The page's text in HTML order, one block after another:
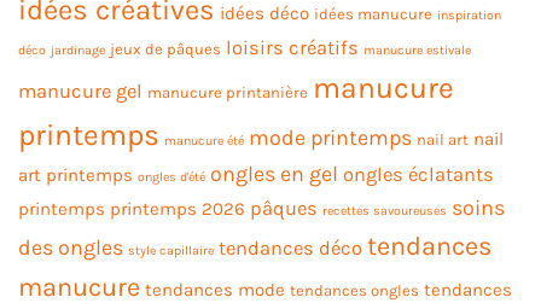
idées créatives idées déco idées manucure inspiration
déco jardinage jeux de pâques loisirs créatifs manucure estivale
manucure gel manucure printanière manucure
printemps manucure été mode printemps nail art nail
art printemps ongles d'été ongles en gel ongles éclatants
printemps printemps 2026 pâques recettes savoureuses soins
des ongles style capillaire tendances déco tendances
manucure tendances mode tendances ongles tendances